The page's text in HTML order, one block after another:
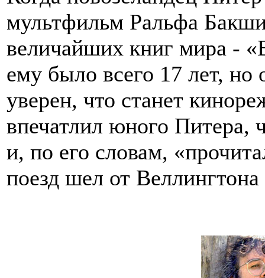
мультфильм Ральфа
величайших книг мира -
ему было всего 17 лет,
уверен, что станет
впечатлил юного Питера,
и, по его словам,
поезд шел от